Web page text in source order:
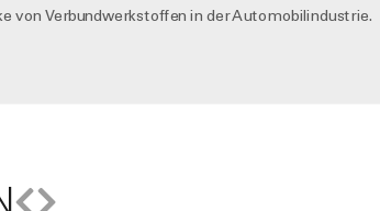
von Verbundwerkstoffen in der Automobilindustrie.